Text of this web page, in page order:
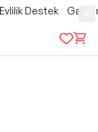
Evlilik Destek